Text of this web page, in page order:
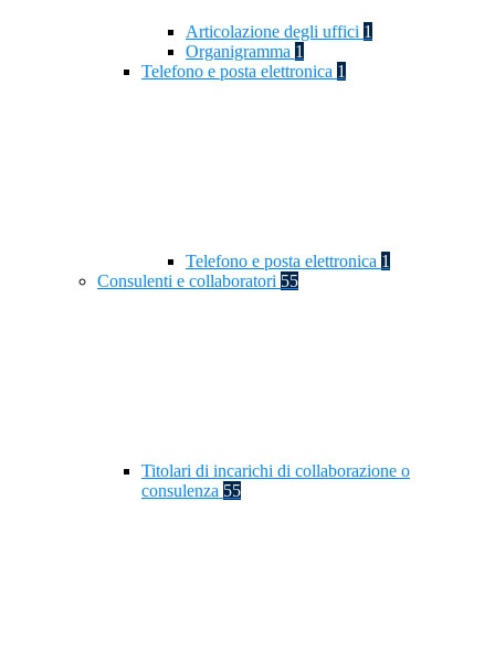
Articolazione degli uffici 1
Organigramma 1
Telefono e posta elettronica 1
Telefono e posta elettronica 1
Consulenti e collaboratori 55
Titolari di incarichi di collaborazione o
consulenza 55